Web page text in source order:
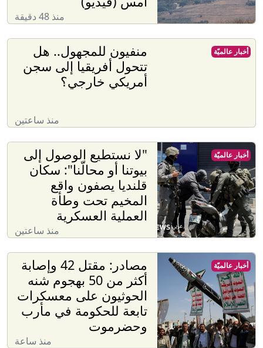
منذ 48 دقيقة
منفيون للمجهول.. هل
تتحول أفريقيا إلى سجن
أمريكي خارجي؟
منذ ساعتين
أخبار عالميّة
"لا نستطيع الوصول إلى
بيوتنا أو محالّنا": سكان
قلنديا يصفون واقع
المخيم تحت وطأة
العملية العسكرية
منذ ساعتين
أخبار عالميّة
مصادر: مقتل 42 وإصابة
أكثر من 50 بهجوم شنه
الحوثيون على معسكرات
تابعة للحكومة في مأرب
وحضرموت
منذ ساعة
أخبار عالميّة